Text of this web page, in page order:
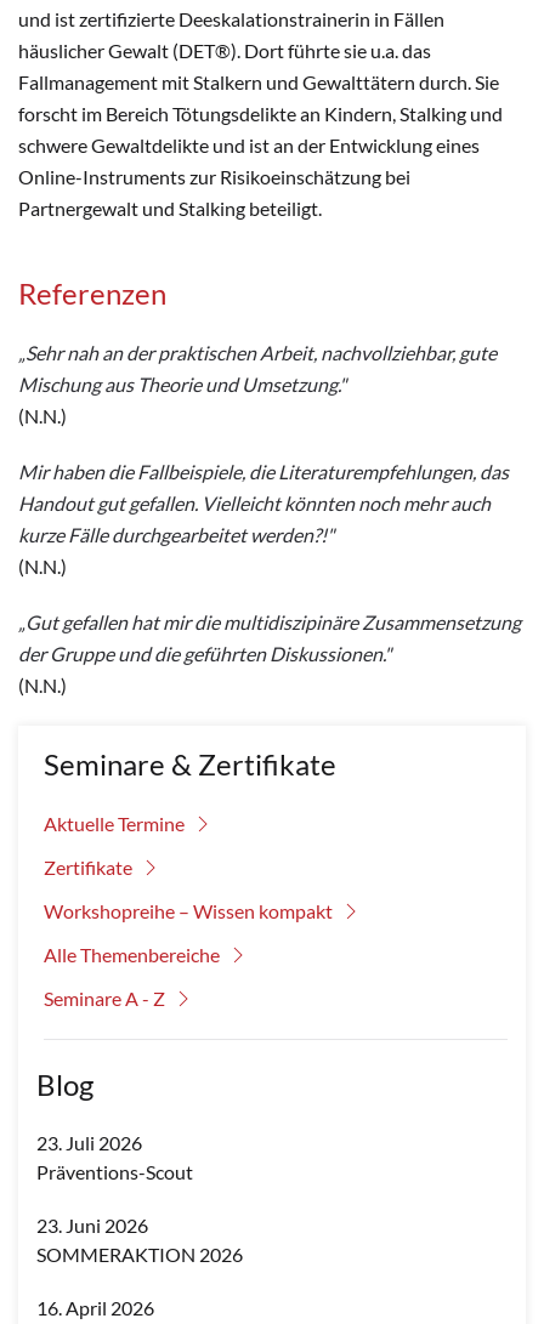
und ist zertifizierte Deeskalationstrainerin in Fällen
häuslicher Gewalt (DET®). Dort führte sie u.a. das
Fallmanagement mit Stalkern und Gewalttätern durch. Sie
forscht im Bereich Tötungsdelikte an Kindern, Stalking und
schwere Gewaltdelikte und ist an der Entwicklung eines
Online-Instruments zur Risikoeinschätzung bei
Partnergewalt und Stalking beteiligt.
Referenzen
„Sehr nah an der praktischen Arbeit, nachvollziehbar, gute
Mischung aus Theorie und Umsetzung."
(N.N.)
Mir haben die Fallbeispiele, die Literaturempfehlungen, das
Handout gut gefallen. Vielleicht könnten noch mehr auch
kurze Fälle durchgearbeitet werden?!"
(N.N.)
„Gut gefallen hat mir die multidiszipinäre Zusammensetzung
der Gruppe und die geführten Diskussionen."
(N.N.)
Seminare & Zertifikate
Aktuelle Termine
Zertifikate
Workshopreihe – Wissen kompakt
Alle Themenbereiche
Seminare A - Z
Blog
23. Juli 2026
Präventions-Scout
23. Juni 2026
SOMMERAKTION 2026
16. April 2026